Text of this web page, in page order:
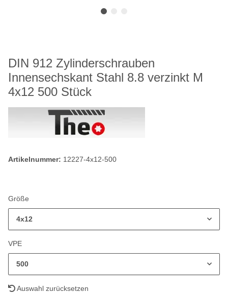
DIN 912 Zylinderschrauben
Innensechskant Stahl 8.8 verzinkt M
4x12 500 Stück
Artikelnummer: 12227-4x12-500
Größe
4x12
VPE
500
Auswahl zurücksetzen